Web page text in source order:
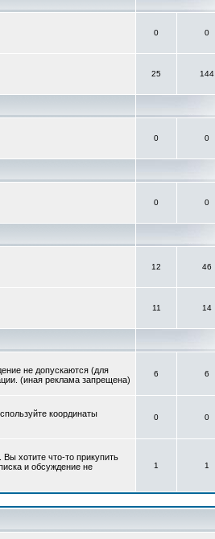
0 0
25 144
0 0
0 0
12 46
11 14
не допускаются (для
(иная реклама запрещена)
6 6
координаты
0 0
хотите что-то прикупить
и обсуждение не
1 1